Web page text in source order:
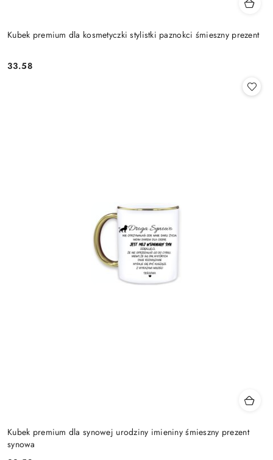
Kubek premium dla kosmetyczki stylistki paznokci śmieszny prezent
Cena:
33.58
Kubek premium dla synowej urodziny imieniny śmieszny prezent
synowa